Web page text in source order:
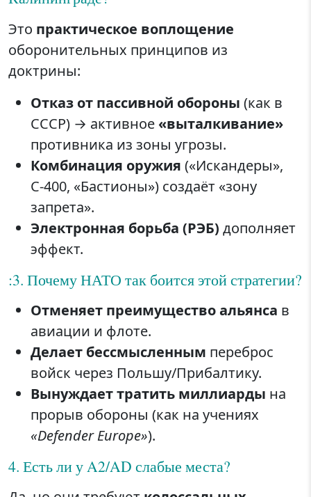
Это практическое воплощение
оборонительных принципов из
доктрины:
Отказ от пассивной обороны (как в
СССР) → активное «выталкивание»
противника из зоны угрозы.
Комбинация оружия («Искандеры»,
С-400, «Бастионы») создаёт «зону
запрета».
Электронная борьба (РЭБ) дополняет
эффект.
:3. Почему НАТО так боится этой стратегии?
Отменяет преимущество альянса в
авиации и флоте.
Делает бессмысленным переброс
войск через Польшу/Прибалтику.
Вынуждает тратить миллиарды на
прорыв обороны (как на учениях
«Defender Europe»).
4. Есть ли у A2/AD слабые места?